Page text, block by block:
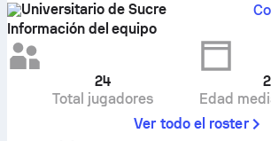
Universitario de Sucre
Información del equipo
24
Total jugadores
Edad
Ver todo el roster